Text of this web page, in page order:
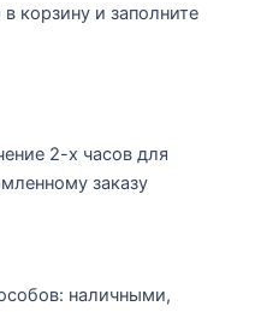
корзину и заполните
2-х часов для
заказу
наличными,